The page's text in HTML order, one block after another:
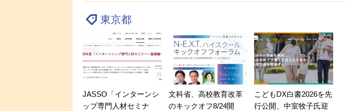
東京都
JASSO「インターンシ
ップ専門人材セミナ
文科省、高校教育改革
のキックオフ8/24開
こどもDX白書2026を先
行公開、中室牧子氏迎